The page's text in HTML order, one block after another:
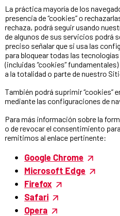
La práctica mayoría de los
presencia de “cookies” o
rechaza, podrá seguir usando
de algunos de sus servicios podrá
preciso señalar que si usa las
para bloquear todas las
(incluidas “cookies”
a la totalidad o parte de nuestro
También podrá suprimir “cookies”
mediante las configuraciones de
Para más información sobre la
o de revocar el consentimiento
remitimos al enlace pertinente:
Google Chrome
Microsoft Edge
Firefox
Safari
Opera